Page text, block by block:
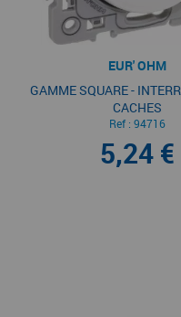
EUR' OHM
GAMME SQUARE -
CACHES
Ref : 94716
5,24 €